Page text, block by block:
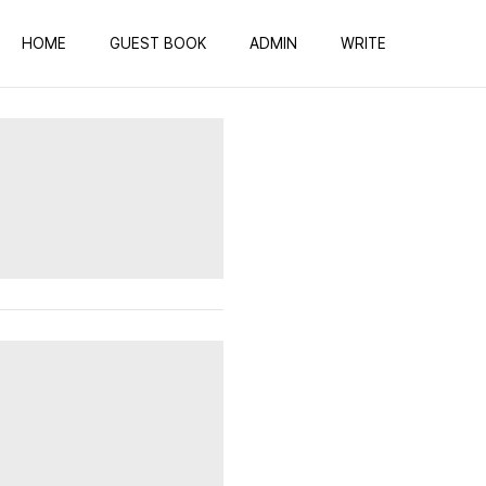
HOME GUEST BOOK ADMIN WRITE